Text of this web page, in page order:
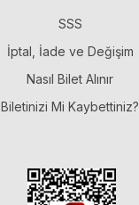
SSS
İptal, İade ve Değişim
Nasıl Bilet Alınır
Biletinizi Mi Kaybettiniz?